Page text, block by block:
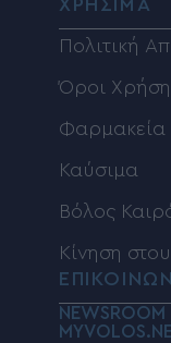
ΧΡΗΣΙΜΑ
Πολιτική
Όροι
Φαρμακεία
Καύσιμα
Βόλος
Κίνηση
NEWSROOM